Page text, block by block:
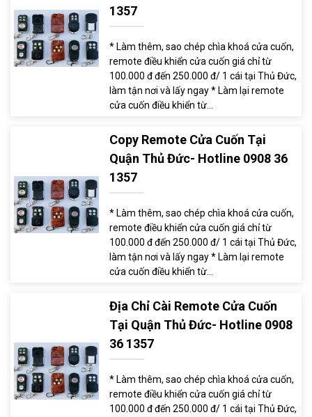
1357
* Làm thêm, sao chép chìa khoá cửa cuốn,
remote điều khiển cửa cuốn giá chỉ từ
100.000 đ đến 250.000 đ/ 1 cái tại Thủ Đức,
làm tận nơi và lấy ngay * Làm lại remote
cửa cuốn điều khiển từ...
Copy Remote Cửa Cuốn Tại
Quận Thủ Đức- Hotline 0908 36
1357
* Làm thêm, sao chép chìa khoá cửa cuốn,
remote điều khiển cửa cuốn giá chỉ từ
100.000 đ đến 250.000 đ/ 1 cái tại Thủ Đức,
làm tận nơi và lấy ngay * Làm lại remote
cửa cuốn điều khiển từ...
Địa Chỉ Cài Remote Cửa Cuốn
Tại Quận Thủ Đức- Hotline 0908
36 1357
* Làm thêm, sao chép chìa khoá cửa cuốn,
remote điều khiển cửa cuốn giá chỉ từ
100.000 đ đến 250.000 đ/ 1 cái tại Thủ Đức,